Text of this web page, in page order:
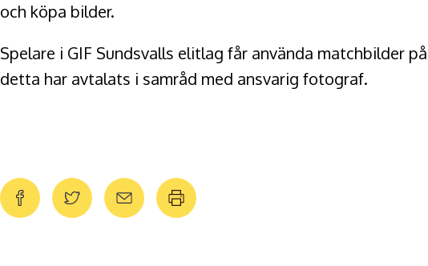
och köpa bilder.
Spelare i GIF Sundsvalls elitlag får använda matchbilder
detta har avtalats i samråd med ansvarig fotograf.